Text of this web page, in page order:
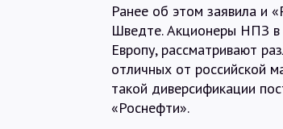
Ранее об этом заявила и
Шведте. Акционеры НПЗ в
Европу, рассматривают
отличных от российской
такой диверсификации
«Роснефти».